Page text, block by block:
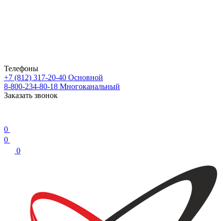
Телефоны
+7 (812) 317-20-40 Основной
8-800-234-80-18 Многоканальный
Заказать звонок
0
0
0